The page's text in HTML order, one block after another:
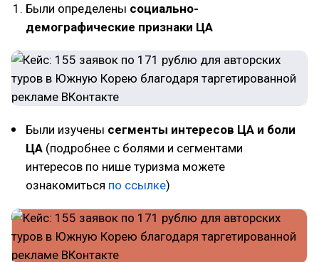
Были определены социально-
демографические признаки ЦА
Были изучены сегменты интересов ЦА и боли
ЦА (подробнее с болями и сегментами
интересов по нише туризма можете
ознакомиться по ссылке)